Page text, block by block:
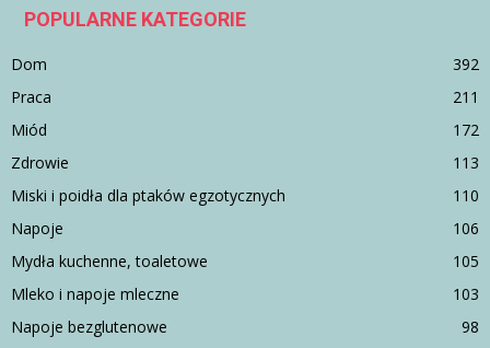
POPULARNE KATEGORIE
Dom
392
Praca
211
Miód
172
Zdrowie
113
Miski i poidła dla ptaków egzotycznych
110
Napoje
106
Mydła kuchenne, toaletowe
105
Mleko i napoje mleczne
103
Napoje bezglutenowe
98